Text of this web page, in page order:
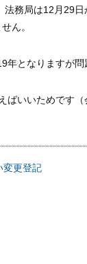
務局は12月29
ん。
となりますが問
いいためです（
変更登記